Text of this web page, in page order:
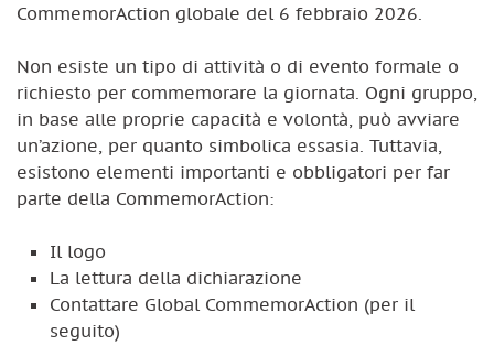
CommemorAction globale del 6 febbraio 2026.
Non esiste un tipo di attività o di evento formale o
richiesto per commemorare la giornata. Ogni gruppo,
in base alle proprie capacità e volontà, può avviare
un’azione, per quanto simbolica essasia. Tuttavia,
esistono elementi importanti e obbligatori per far
parte della CommemorAction:
Il logo
La lettura della dichiarazione
Contattare Global CommemorAction (per il
seguito)